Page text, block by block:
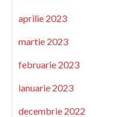
aprilie 2023
martie 2023
februarie 2023
ianuarie 2023
decembrie 2022